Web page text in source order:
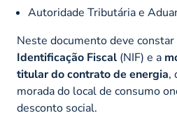
Autoridade Tributária e
Neste documento deve constar
Identificação Fiscal (NIF) e a
titular do contrato de energia,
morada do local de consumo
desconto social.